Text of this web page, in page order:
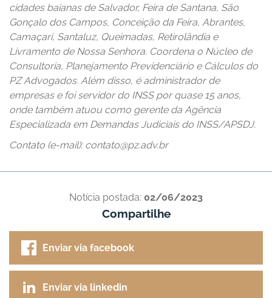
cidades baianas de Salvador, Feira de Santana, São
Gonçalo dos Campos, Conceição da Feira, Abrantes,
Camaçari, Santaluz, Queimadas, Retirolândia e
Livramento de Nossa Senhora. Coordena o Núcleo de
Consultoria, Planejamento Previdenciário e Cálculos do
PZ Advogados. Além disso, é administrador de
empresas e foi servidor do INSS por quase 15 anos,
onde também atuou como gerente da Agência
Especializada em Demandas Judiciais do INSS/APSDJ.
Contato (e-mail): contato@pz.adv.br
Notícia postada: 02/06/2023
Compartilhe
Enviar via facebook
Enviar via linkedin